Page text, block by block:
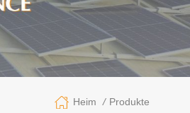
Heim / Produkte